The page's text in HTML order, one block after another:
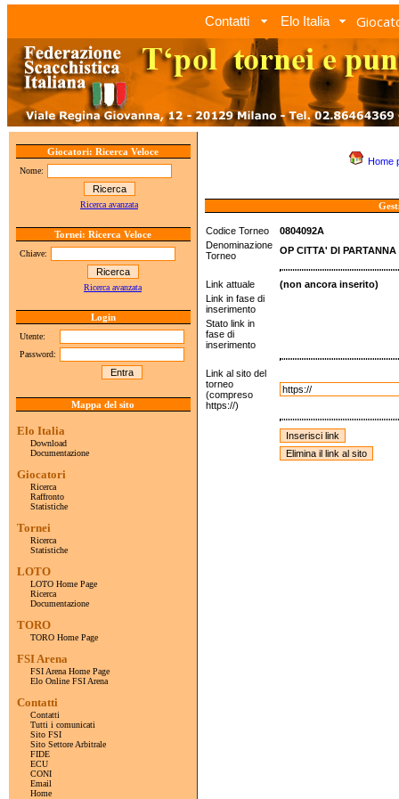
Contatti Elo Italia
Giocatori: Ricerca Veloce
Nome:
Ricerca avanzata
Tornei: Ricerca Veloce
Chiave:
Ricerca avanzata
Login
Utente:
Password:
Mappa del sito
Elo Italia
Download
Documentazione
Giocatori
Ricerca
Raffronto
Statistiche
Tornei
Ricerca
Statistiche
LOTO
LOTO Home Page
Ricerca
Documentazione
TORO
TORO Home Page
FSI Arena
FSI Arena Home Page
Elo Online FSI Arena
Contatti
Contatti
Tutti i comunicati
Sito FSI
Sito Settore Arbitrale
FIDE
ECU
CONI
Email
Home
Home
Codice Torneo
0804092A
Denominazione
Torneo
OP CITTA' DI PARTANNA
Link attuale
(non ancora inserito)
Link in fase di
inserimento
Stato link in
fase di
inserimento
Link al sito del
torneo
(compreso
https://)